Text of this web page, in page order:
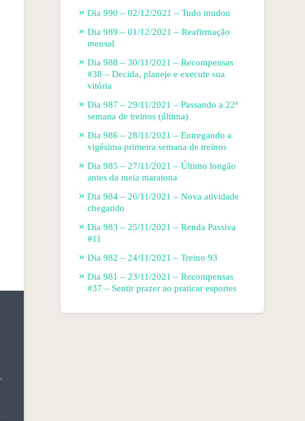
,
Dia 990 – 02/12/2021 – Tudo mudou
Dia 989 – 01/12/2021 – Reafirmação
mensal
Dia 988 – 30/11/2021 – Recompensas
#38 – Decida, planeje e execute sua
vitória
Dia 987 – 29/11/2021 – Passando a 22ª
semana de treinos (última)
Dia 986 – 28/11/2021 – Entregando a
vigésima primeira semana de treinos
Dia 985 – 27/11/2021 – Último longão
antes da meia maratona
Dia 984 – 26/11/2021 – Nova atividade
chegando
Dia 983 – 25/11/2021 – Renda Passiva
#11
Dia 982 – 24/11/2021 – Treino 93
Dia 981 – 23/11/2021 – Recompensas
#37 – Sentir prazer ao praticar esportes